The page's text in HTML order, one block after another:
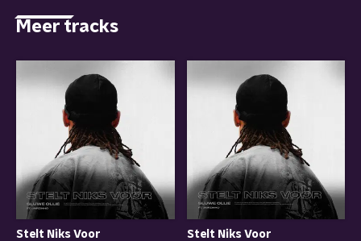
Meer tracks
Stelt Niks Voor
Stelt Niks Voor